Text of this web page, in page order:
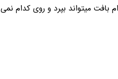
میتواند بپرد و روی کدام